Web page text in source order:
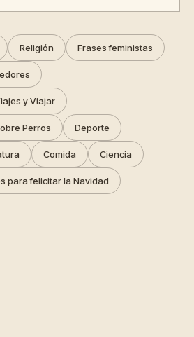
Religión Frases feministas
y Viajar
Perros Deporte
Comida Ciencia
para felicitar la Navidad